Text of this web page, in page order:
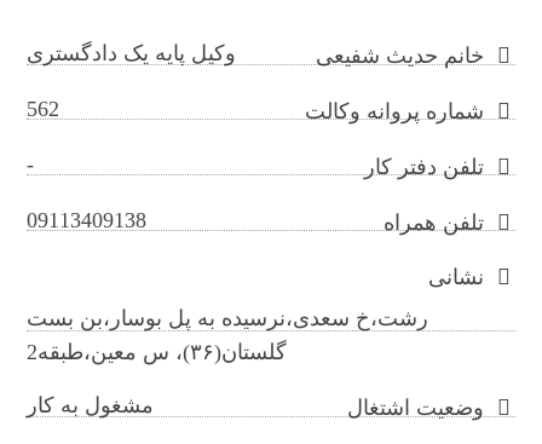
خانم حدیث شفیعی وکیل پایه یک دادگستری
شماره پروانه وکالت 562
تلفن دفتر کار -
تلفن همراه 09113409138
نشانی
رشت،خ سعدی،نرسیده به پل بوسار،بن بست
گلستان(۳۶)، س معین،طبقه2
وضعیت اشتغال مشغول به کار